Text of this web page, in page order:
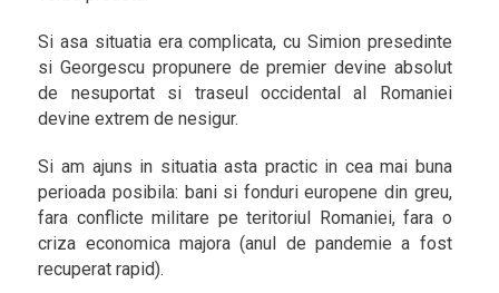
Si asa situatia era complicata, cu Simion presedinte
si Georgescu propunere de premier devine absolut
de nesuportat si traseul occidental al Romaniei
devine extrem de nesigur.
Si am ajuns in situatia asta practic in cea mai buna
perioada posibila: bani si fonduri europene din greu,
fara conflicte militare pe teritoriul Romaniei, fara o
criza economica majora (anul de pandemie a fost
recuperat rapid).